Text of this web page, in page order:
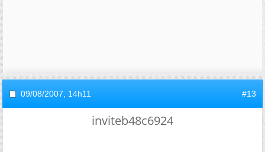
09/08/2007, 14h11 #13
inviteb48c6924